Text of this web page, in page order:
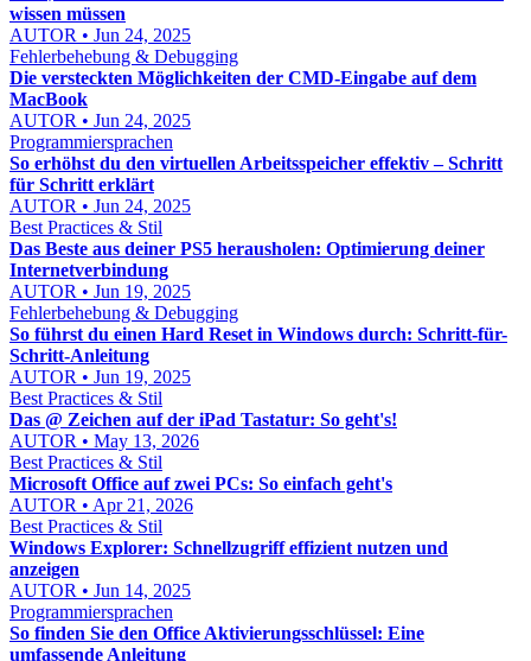
wissen müssen
AUTOR • Jun 24, 2025
Fehlerbehebung & Debugging
Die versteckten Möglichkeiten der CMD-Eingabe auf dem
MacBook
AUTOR • Jun 24, 2025
Programmiersprachen
So erhöhst du den virtuellen Arbeitsspeicher effektiv – Schritt
für Schritt erklärt
AUTOR • Jun 24, 2025
Best Practices & Stil
Das Beste aus deiner PS5 herausholen: Optimierung deiner
Internetverbindung
AUTOR • Jun 19, 2025
Fehlerbehebung & Debugging
So führst du einen Hard Reset in Windows durch: Schritt-für-
Schritt-Anleitung
AUTOR • Jun 19, 2025
Best Practices & Stil
Das @ Zeichen auf der iPad Tastatur: So geht's!
AUTOR • May 13, 2026
Best Practices & Stil
Microsoft Office auf zwei PCs: So einfach geht's
AUTOR • Apr 21, 2026
Best Practices & Stil
Windows Explorer: Schnellzugriff effizient nutzen und
anzeigen
AUTOR • Jun 14, 2025
Programmiersprachen
So finden Sie den Office Aktivierungsschlüssel: Eine
umfassende Anleitung